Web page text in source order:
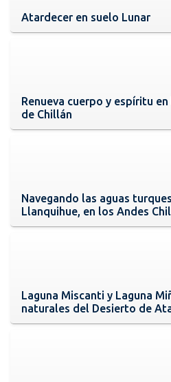
Atardecer en suelo Lunar
Renueva cuerpo y espíritu
de Chillán
Navegando las aguas
Llanquihue, en los Andes
Laguna Miscanti y Laguna
naturales del Desierto de